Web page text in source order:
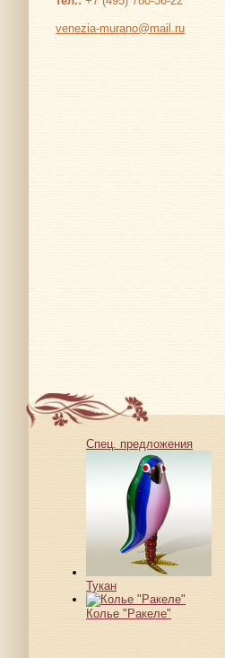
venezia-murano@mail.ru
Спец. предложения
Тукан
Колье "Ракеле"